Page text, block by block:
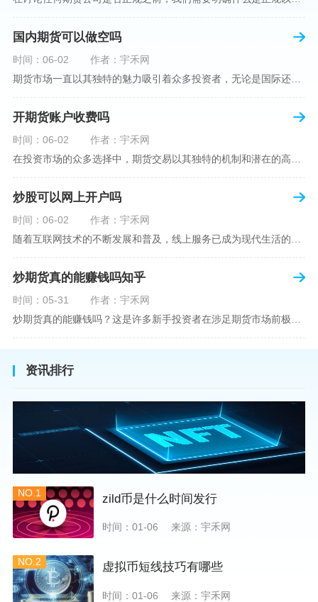
国内期货可以做空吗
时间：06-02
作者：宇禾网
期货市场一直以其独特的魅力吸引着众多投资者，无论是国际还是国内场景下，其波澜壮阔的市场行情都给予了投资者无限遐想。今天，我们将深入探讨一个特别的问题——"国内期货可以做空吗"？这个问题不仅关乎投资者的策略布局，更涉及到期货市场机制的基本理解。在深入探讨之前，我们首先需要明确几个期货市场的基础概念。期货，是指在标准化合约基础上，双方承诺在未来某一特定时间以约定价格买卖一定数量的商品或金融产品的合约。它允訸投资者通过买入（做多）或卖出（做空）合约来预测未来价格的变动。我们来揭开国
开期货账户收费吗
时间：06-02
作者：宇禾网
炒股可以网上开户吗
时间：06-02
作者：宇禾网
炒期货真的能赚钱吗知乎
时间：05-31
作者：宇禾网
资讯排行
NO.1 zild币是什么时间发行
时间：01-06 来源：宇禾网
NO.2 虚拟币短线技巧有哪些
时间：01-06 来源：宇禾网